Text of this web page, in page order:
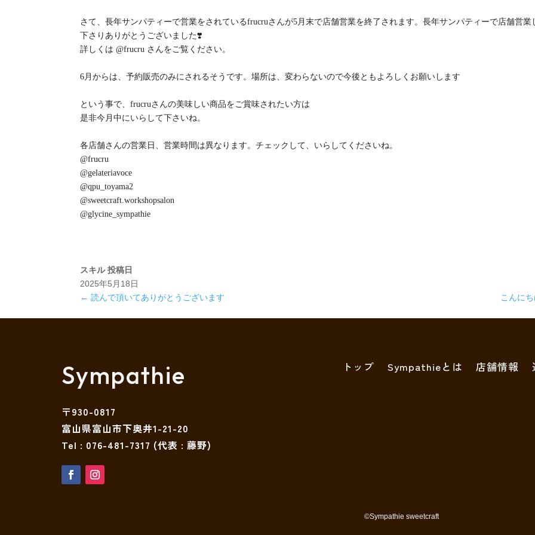
さて、長年サンパティーで営業をされているfrucruさんが5月末で店舗営業を終了されます。長年サンパティーで店舗営業
下さりありがとうございました❣️
詳しくは @frucru さんをご覧ください。
6月からは、予約販売のみにされるそうです。場所は、変わらないので今後ともよろしくお願いします
という事で、frucruさんの美味しい商品をご賞味されたい方は
是非今月中にいらして下さいね。
各店舗さんの営業日、営業時間は異なります。チェックして、いらしてくださいね。
@frucru
@gelateriavoce
@qpu_toyama2
@sweetcraft.workshopsalon
@glycine_sympathie
スキル 投稿日
2025年5月18日
← 読んで頂いてありがとうございます こんに
Sympathie
〒930-0817
富山県富山市下奥井1-21-20
Tel : 076-481-7317 (代表 : 藤野)
トップ Sympathieとは 店舗情報
©︎Sympathie sweetcraft